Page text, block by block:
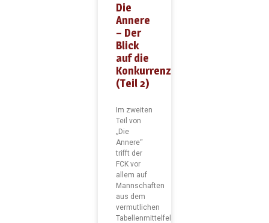
Die
Annere
– Der
Blick
auf die
Konkurrenz
(Teil 2)
Im zweiten
Teil von
„Die
Annere“
trifft der
FCK vor
allem auf
Mannschaften
aus dem
vermutlichen
Tabellenmittelfeld